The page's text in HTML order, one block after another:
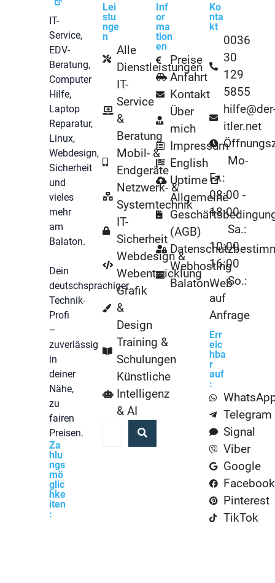
IT-
Service,
EDV-
Beratung,
Computer
Hilfe,
Laptop
Reparatur,
Linux,
Webdesign,
Sicherheit
und
vieles
mehr
am
Balaton.
Dein
deutschsprachiger
Technik-
Profi
–
zuverlässig
in
deiner
Nähe,
zu
fairen
Preisen.
Za
hlu
ngs
mö
glic
hke
iten
:
Lei
stu
nge
n
Alle
Dienstleistungen
IT-
Service
&
Beratung
Mobil- &
Endgeräte
Netzwerk- &
Systemtechnik
IT-
Sicherheit
Webdesign &
Webentwicklung
Grafik
&
Design
Training &
Schulungen
Künstliche
Intelligenz
& AI
Inf
or
ma
tion
en
Preise
Anfahrt
Kontakt
Über
mich
Impressum
English
Uptime
Allgemeine
(AGB)
Webhosting
BalatonWeb
Ko
nta
kt
0036
30
129
5855
itler.net
Mo-
Fr.:
08:00 -
18:00
Sa.:
10:00 -
16:00
So.:
auf
Anfrage
Err
eic
hba
r
auf
:
Telegram
Signal
Viber
Google
Facebook
Pinterest
TikTok